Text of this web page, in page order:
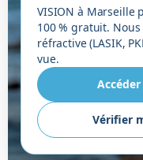
VISION à Marseille
100 % gratuit.
réfractive (LASIK,
vue.
Vérifier